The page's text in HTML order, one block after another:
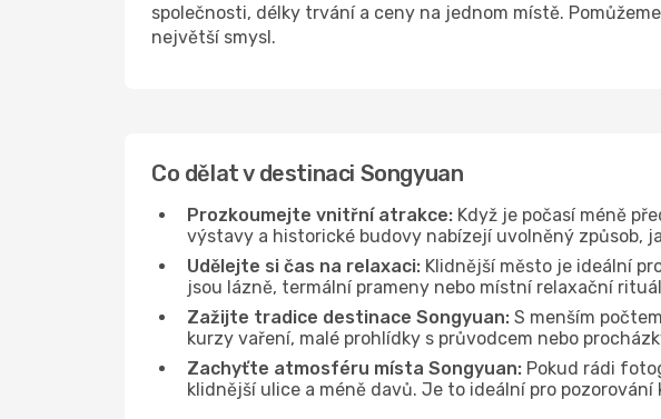
společnosti, délky trvání a ceny na jednom místě.
největší smysl.
Co dělat v destinaci Songyuan
Prozkoumejte vnitřní atrakce: Když je počasí méně
výstavy a historické budovy nabízejí uvolněný způsob,
Udělejte si čas na relaxaci: Klidnější město je ideální
jsou lázně, termální prameny nebo místní relaxační
Zažijte tradice destinace Songyuan: S menším
kurzy vaření, malé prohlídky s průvodcem nebo
Zachyťte atmosféru místa Songyuan: Pokud rádi
klidnější ulice a méně davů. Je to ideální pro